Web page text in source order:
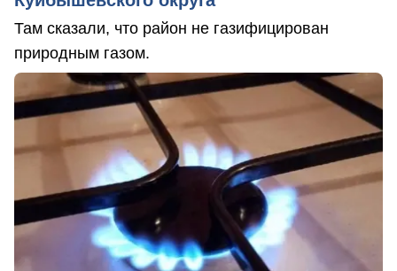
Там сказали, что район не газифицирован
природным газом.